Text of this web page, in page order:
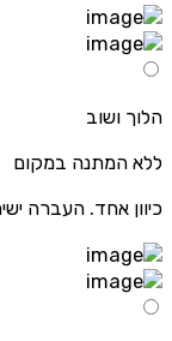
הלוך ושוב
ללא המתנה במקום
כיוון אחד. העברה